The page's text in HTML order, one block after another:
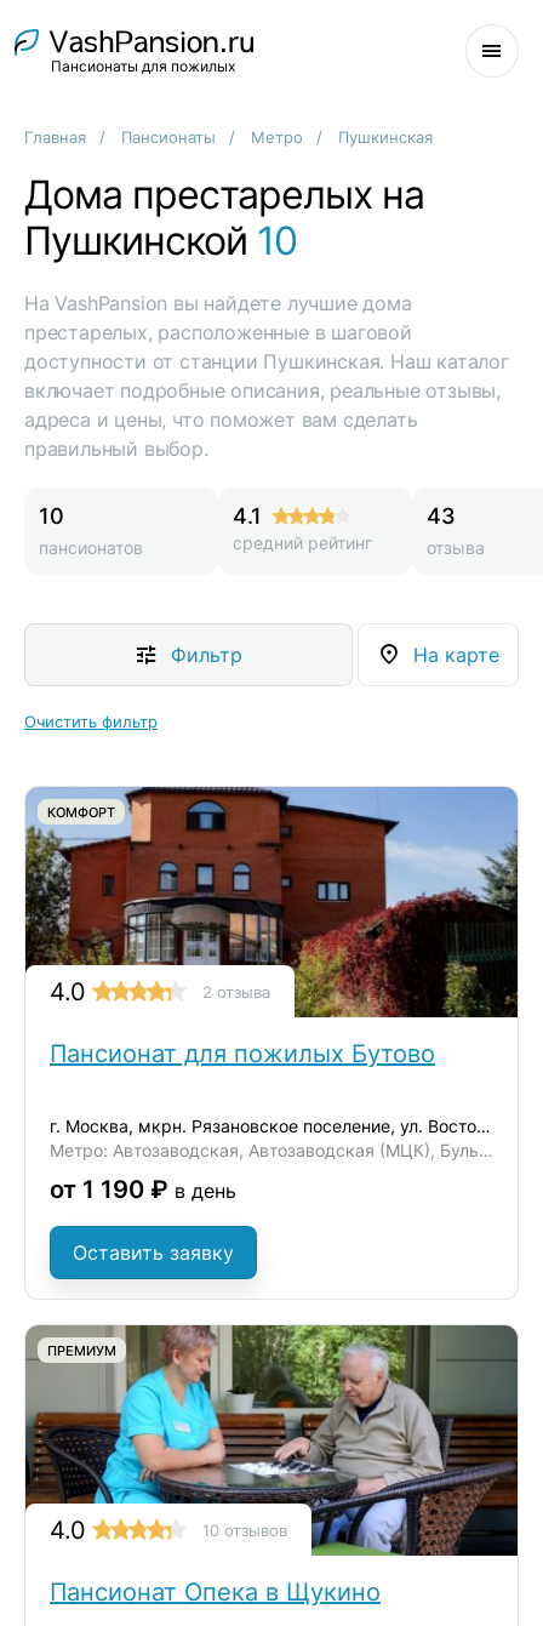
Пансионаты для пожилых
Главная Пансионаты Метро Пушкинская
Дома престарелых на
Пушкинской 10
На VashPansion вы найдете лучшие дома
престарелых, расположенные в шаговой
доступности от станции Пушкинская. Наш каталог
включает подробные описания, реальные отзывы,
адреса и цены, что поможет вам сделать
правильный выбор.
10
пансионатов
4.1
средний рейтинг
43
отзыва
Фильтр На карте
Очистить фильтр
КОМФОРТ
4.0 2 отзыва
Пансионат для пожилых Бутово
г. Москва, мкрн. Рязановское поселение, ул. Восточная, д. 6
Метро: Автозаводская, Автозаводская (МЦК), Бульвар Дмитрия Донского
от 1 190 ₽ в день
Оставить заявку
ПРЕМИУМ
4.0 10 отзывов
Пансионат Опека в Щукино